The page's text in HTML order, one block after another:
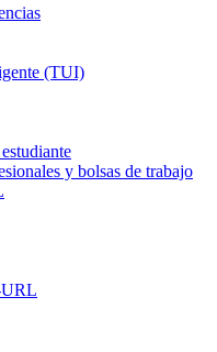
(TUI)
y bolsas de trabajo
URL